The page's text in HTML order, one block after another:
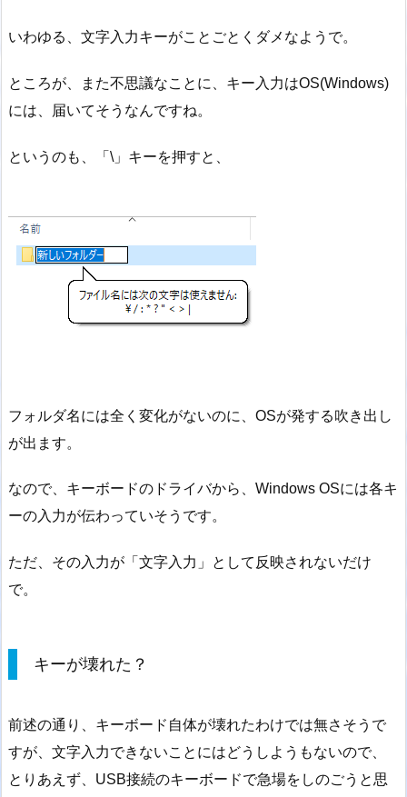
いわゆる、文字入力キーがことごとくダメなようで。
ところが、また不思議なことに、キー入力はOS(Windows)
には、届いてそうなんですね。
というのも、「\」キーを押すと、
フォルダ名には全く変化がないのに、OSが発する吹き出し
が出ます。
なので、キーボードのドライバから、Windows OSには各キ
ーの入力が伝わっていそうです。
ただ、その入力が「文字入力」として反映されないだけ
で。
キーが壊れた？
前述の通り、キーボード自体が壊れたわけでは無さそうで
すが、文字入力できないことにはどうしようもないので、
とりあえず、USB接続のキーボードで急場をしのごうと思